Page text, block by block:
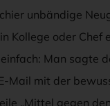
unbändige
Kollege oder
Man sagte
Mail mit der
„Mittel gegen